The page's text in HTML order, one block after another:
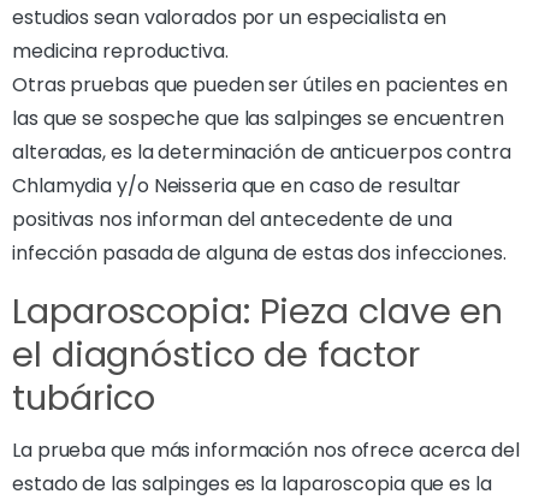
estudios sean valorados por un especialista en
medicina reproductiva.
Otras pruebas que pueden ser útiles en pacientes en
las que se sospeche que las salpinges se encuentren
alteradas, es la determinación de anticuerpos contra
Chlamydia y/o Neisseria que en caso de resultar
positivas nos informan del antecedente de una
infección pasada de alguna de estas dos infecciones.
Laparoscopia: Pieza clave en
el diagnóstico de factor
tubárico
La prueba que más información nos ofrece acerca del
estado de las salpinges es la laparoscopia que es la